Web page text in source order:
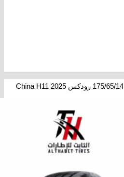
175/65/14 رودكس China H11 2025